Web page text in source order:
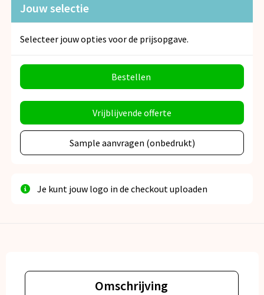
Jouw selectie
Selecteer jouw opties voor de prijsopgave.
Bestellen
Vrijblijvende offerte
Sample aanvragen (onbedrukt)
Je kunt jouw logo in de checkout uploaden
Omschrijving